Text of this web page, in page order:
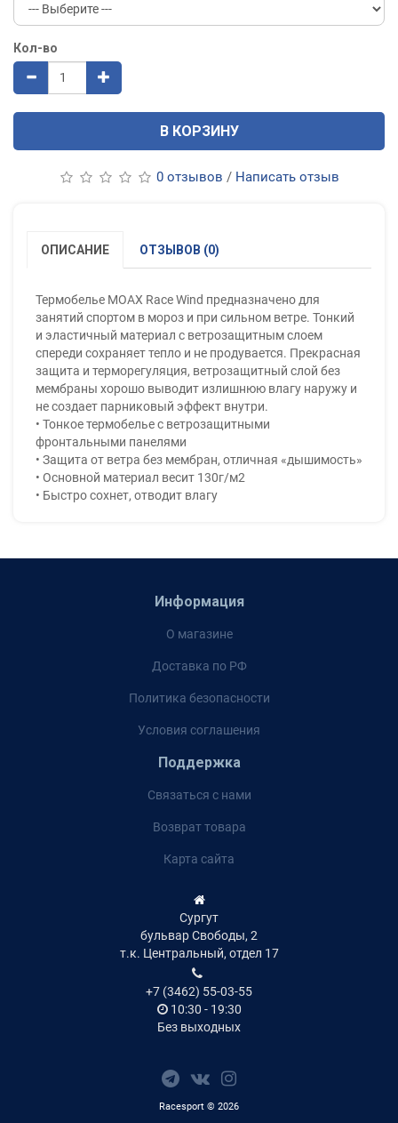
Кол-во
В КОРЗИНУ
0 отзывов / Написать отзыв
ОПИСАНИЕ ОТЗЫВОВ (0)
Термобелье MOAX Race Wind предназначено для
занятий спортом в мороз и при сильном ветре. Тонкий
и эластичный материал с ветрозащитным слоем
спереди сохраняет тепло и не продувается. Прекрасная
защита и терморегуляция, ветрозащитный слой без
мембраны хорошо выводит излишнюю влагу наружу и
не создает парниковый эффект внутри.
• Тонкое термобелье с ветрозащитными
фронтальными панелями
• Защита от ветра без мембран, отличная «дышимость»
• Основной материал весит 130г/м2
• Быстро сохнет, отводит влагу
Информация
О магазине
Доставка по РФ
Политика безопасности
Условия соглашения
Поддержка
Связаться с нами
Возврат товара
Карта сайта
Сургут
бульвар Свободы, 2
т.к. Центральный, отдел 17
+7 (3462) 55-03-55
10:30 - 19:30
Без выходных
Racesport © 2026